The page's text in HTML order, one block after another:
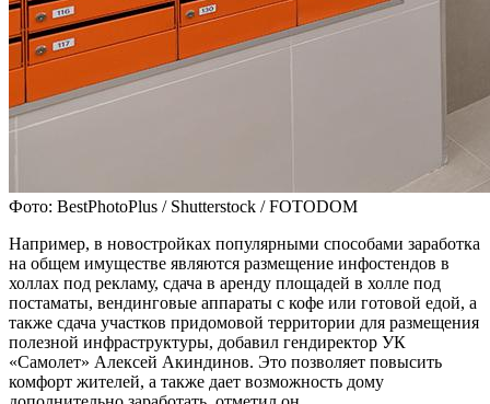
Фото: BestPhotoPlus / Shutterstock / FOTODOM
Например, в новостройках популярными способами заработка
на общем имуществе являются размещение инфостендов в
холлах под рекламу, сдача в аренду площадей в холле под
постаматы, вендинговые аппараты с кофе или готовой едой, а
также сдача участков придомовой территории для размещения
полезной инфраструктуры, добавил гендиректор УК
«Самолет» Алексей Акиндинов. Это позволяет повысить
комфорт жителей, а также дает возможность дому